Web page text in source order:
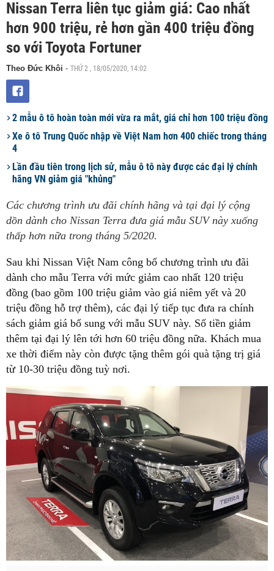
Nissan Terra liên tục giảm giá: Cao nhất
hơn 900 triệu, rẻ hơn gần 400 triệu đồng
so với Toyota Fortuner
Theo Đức Khôi - THỨ 2 , 18/05/2020, 14:02
2 mẫu ô tô hoàn toàn mới vừa ra mắt, giá chỉ hơn 100 triệu đồng
Xe ô tô Trung Quốc nhập về Việt Nam hơn 400 chiếc trong tháng
4
Lần đầu tiên trong lịch sử, mẫu ô tô này được các đại lý chính
hãng VN giảm giá "khủng"
Các chương trình ưu đãi chính hãng và tại đại lý cộng
dồn dành cho Nissan Terra đưa giá mẫu SUV này xuống
thấp hơn nữa trong tháng 5/2020.
Sau khi Nissan Việt Nam công bố chương trình ưu đãi
dành cho mẫu Terra với mức giảm cao nhất 120 triệu
đồng (bao gồm 100 triệu giảm vào giá niêm yết và 20
triệu đồng hỗ trợ thêm), các đại lý tiếp tục đưa ra chính
sách giảm giá bổ sung với mẫu SUV này. Số tiền giảm
thêm tại đại lý lên tới hơn 60 triệu đồng nữa. Khách mua
xe thời điểm này còn được tặng thêm gói quà tặng trị giá
từ 10-30 triệu đồng tuỳ nơi.